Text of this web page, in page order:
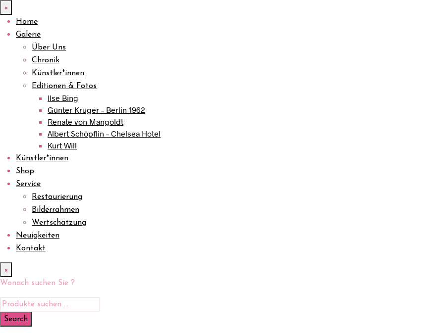
×
Home
Galerie
Über Uns
Chronik
Künstler*innen
Editionen & Fotos
Ilse Bing
Günter Krüger – Berlin 1962
Renate von Mangoldt
Albert Schöpflin – Chelsea Hotel
Kurt Will
Künstler*innen
Shop
Service
Restaurierung
Bilderrahmen
Wertschätzung
Neuigkeiten
Kontakt
×
Wonach suchen Sie ?